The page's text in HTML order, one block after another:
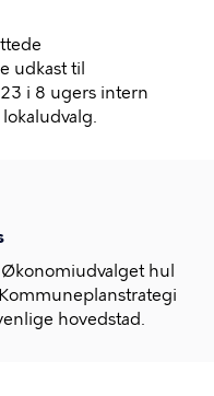
udkast til
i 8 ugers intern
hul
hovedstad.